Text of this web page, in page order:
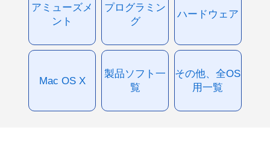
アミューズメ
ント
プログラミン
グ
ハードウェア
Mac OS X
製品ソフト一
覧
その他、全OS
用一覧